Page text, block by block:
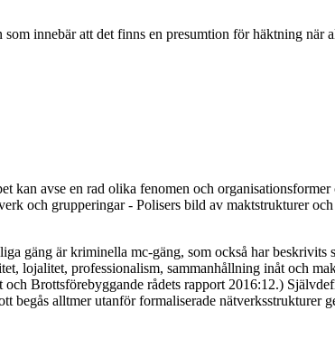
innebär att det finns en presumtion för häktning när
avse en rad olika fenomen och
och grupperingar - Polisers bild av maktstrukturer
gäng är kriminella mc-gäng, som också har
lojalitet, professionalism, sammanhållning inåt och
Brottsförebyggande rådets rapport 2016:12.)
begås alltmer utanför formaliserade nätverksstrukturer